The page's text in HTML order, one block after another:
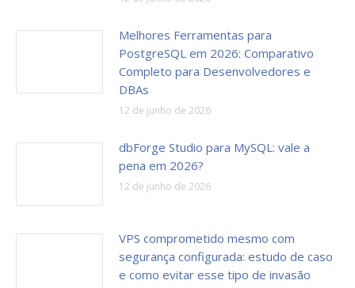
Melhores Ferramentas para
PostgreSQL em 2026: Comparativo
Completo para Desenvolvedores e
DBAs
12 de junho de 2026
dbForge Studio para MySQL: vale a
pena em 2026?
12 de junho de 2026
VPS comprometido mesmo com
segurança configurada: estudo de caso
e como evitar esse tipo de invasão